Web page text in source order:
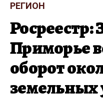
РЕГИОН
Росреестр:
Приморье
оборот
земельных